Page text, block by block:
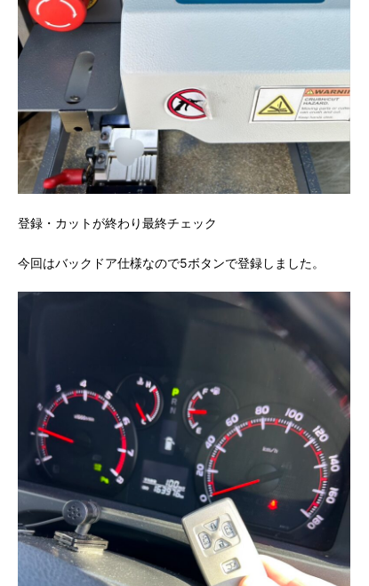
登録・カットが終わり最終チェック
今回はバックドア仕様なので5ボタンで登録しました。